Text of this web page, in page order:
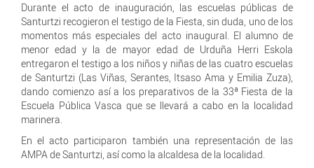
Durante el acto de inauguración, las escuelas públicas de
Santurtzi recogieron el testigo de la Fiesta, sin duda, uno de los
momentos más especiales del acto inaugural. El alumno de
menor edad y la de mayor edad de Urduña Herri Eskola
entregaron el testigo a los niños y niñas de las cuatro escuelas
de Santurtzi (Las Viñas, Serantes, Itsaso Ama y Emilia Zuza),
dando comienzo así a los preparativos de la 33ª Fiesta de la
Escuela Pública Vasca que se llevará a cabo en la localidad
marinera.
En el acto participaron también una representación de las
AMPA de Santurtzi, así como la alcaldesa de la localidad.